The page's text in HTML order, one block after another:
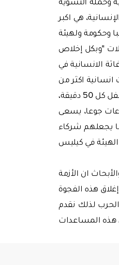
هي اكبر
وحكومة ولهيئة
"وبكل إخلاص
الانسانية في
اكثر من
الهيئة مضيفا: '' في الوقت الذي يموت فيه شخص كل 12 دقيقة وإمرأة كل 45 دقيقة وطفل كل 50 دقيقة،
جوعا، يسعى
يجعلهم شركاء
في كيليس
ان الأزمة
هذه الفجوة
الحرب لذلك نقدم
هذه المساعدات